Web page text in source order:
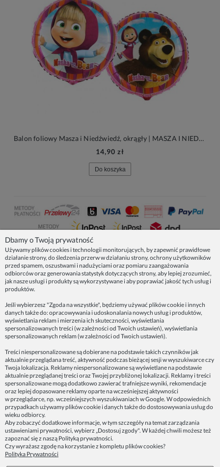
Balon foliowy Masza i Niedźwiedź, okrągły | MASZA I NIEDŹWIEDŹ
14,90 zł
Do koszyka
NASZE PRODUKTY
INFORMACJE
ZAINSPIRUJ SIĘ!
Dane firmy:
Spoko Motyw, Małgorzata Nowak-Staszak
ul. Skowronia 3D/4, 30-650 Kraków
NIP 7343314687
telefon: 512821491
e-mail:kontakt@spoko-motyw.pl
92 1140 2004 0000 3202 7758 0405
Punkt odbioru zamówień:
Pracownia Spoko Motyw
Dbamy o Twoją prywatność
Używamy plików cookies i technologii monitorujących, by zapewnić prawidłowe
działanie strony, do śledzenia przerw w działaniu strony, ochrony użytkowników
przed spamem, oszustwami i nadużyciami oraz pomiaru zaangażowania
odbiorców oraz generowania statystyk dotyczących strony, aby lepiej zrozumieć,
jak nasze usługi i produkty są wykorzystywane i aby poprawiać jakość tych usług i
produktów.
Jeśli wybierzesz "Zgoda na wszystkie", będziemy używać plików cookie i innych
danych także do: opracowywania i udoskonalania nowych usług i produktów,
wyświetlania reklam i mierzenia ich skuteczności, wyświetlania
spersonalizowanych treści (w zależności od Twoich ustawień), wyświetlania
spersonalizowanych reklam (w zależności od Twoich ustawień).
Treści niespersonalizowane są dobierane na podstawie takich czynników jak
aktualnie przeglądana treść, aktywność podczas bieżącej sesji w wyszukiwarce czy
Twoja lokalizacja. Reklamy niespersonalizowane są wyświetlane na podstawie
aktualnie przeglądanej treści oraz Twojej przybliżonej lokalizacji. Reklamy i treści
spersonalizowane mogą dodatkowo zawierać trafniejsze wyniki, rekomendacje
oraz lepiej dopasowane reklamy oparte na wcześniejszej aktywności
w przeglądarce, np. wcześniejszych wyszukiwaniach w Google. W odpowiednich
przypadkach używamy plików cookie i danych także do dostosowywania usług do
wieku odbiorcy.
Aby zobaczyć dodatkowe informacje, w tym szczegóły na temat zarządzania
ustawieniami prywatności, wybierz „Dostosuj zgody". W każdej chwili możesz też
zapoznać się z naszą Polityką prywatności.
Czy wyrażasz zgodę na korzystanie z kompletu plików cookies?
Polityka Prywatności